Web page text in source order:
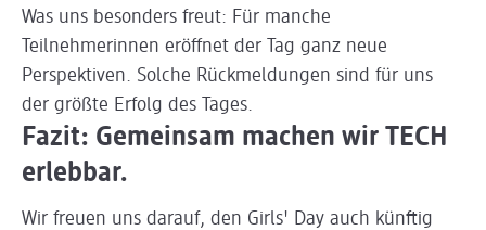
Was uns besonders freut: Für manche
Teilnehmerinnen eröffnet der Tag ganz neue
Perspektiven. Solche Rückmeldungen sind für uns
der größte Erfolg des Tages.
Fazit: Gemeinsam machen wir TECH
erlebbar.
Wir freuen uns darauf, den Girls' Day auch künftig